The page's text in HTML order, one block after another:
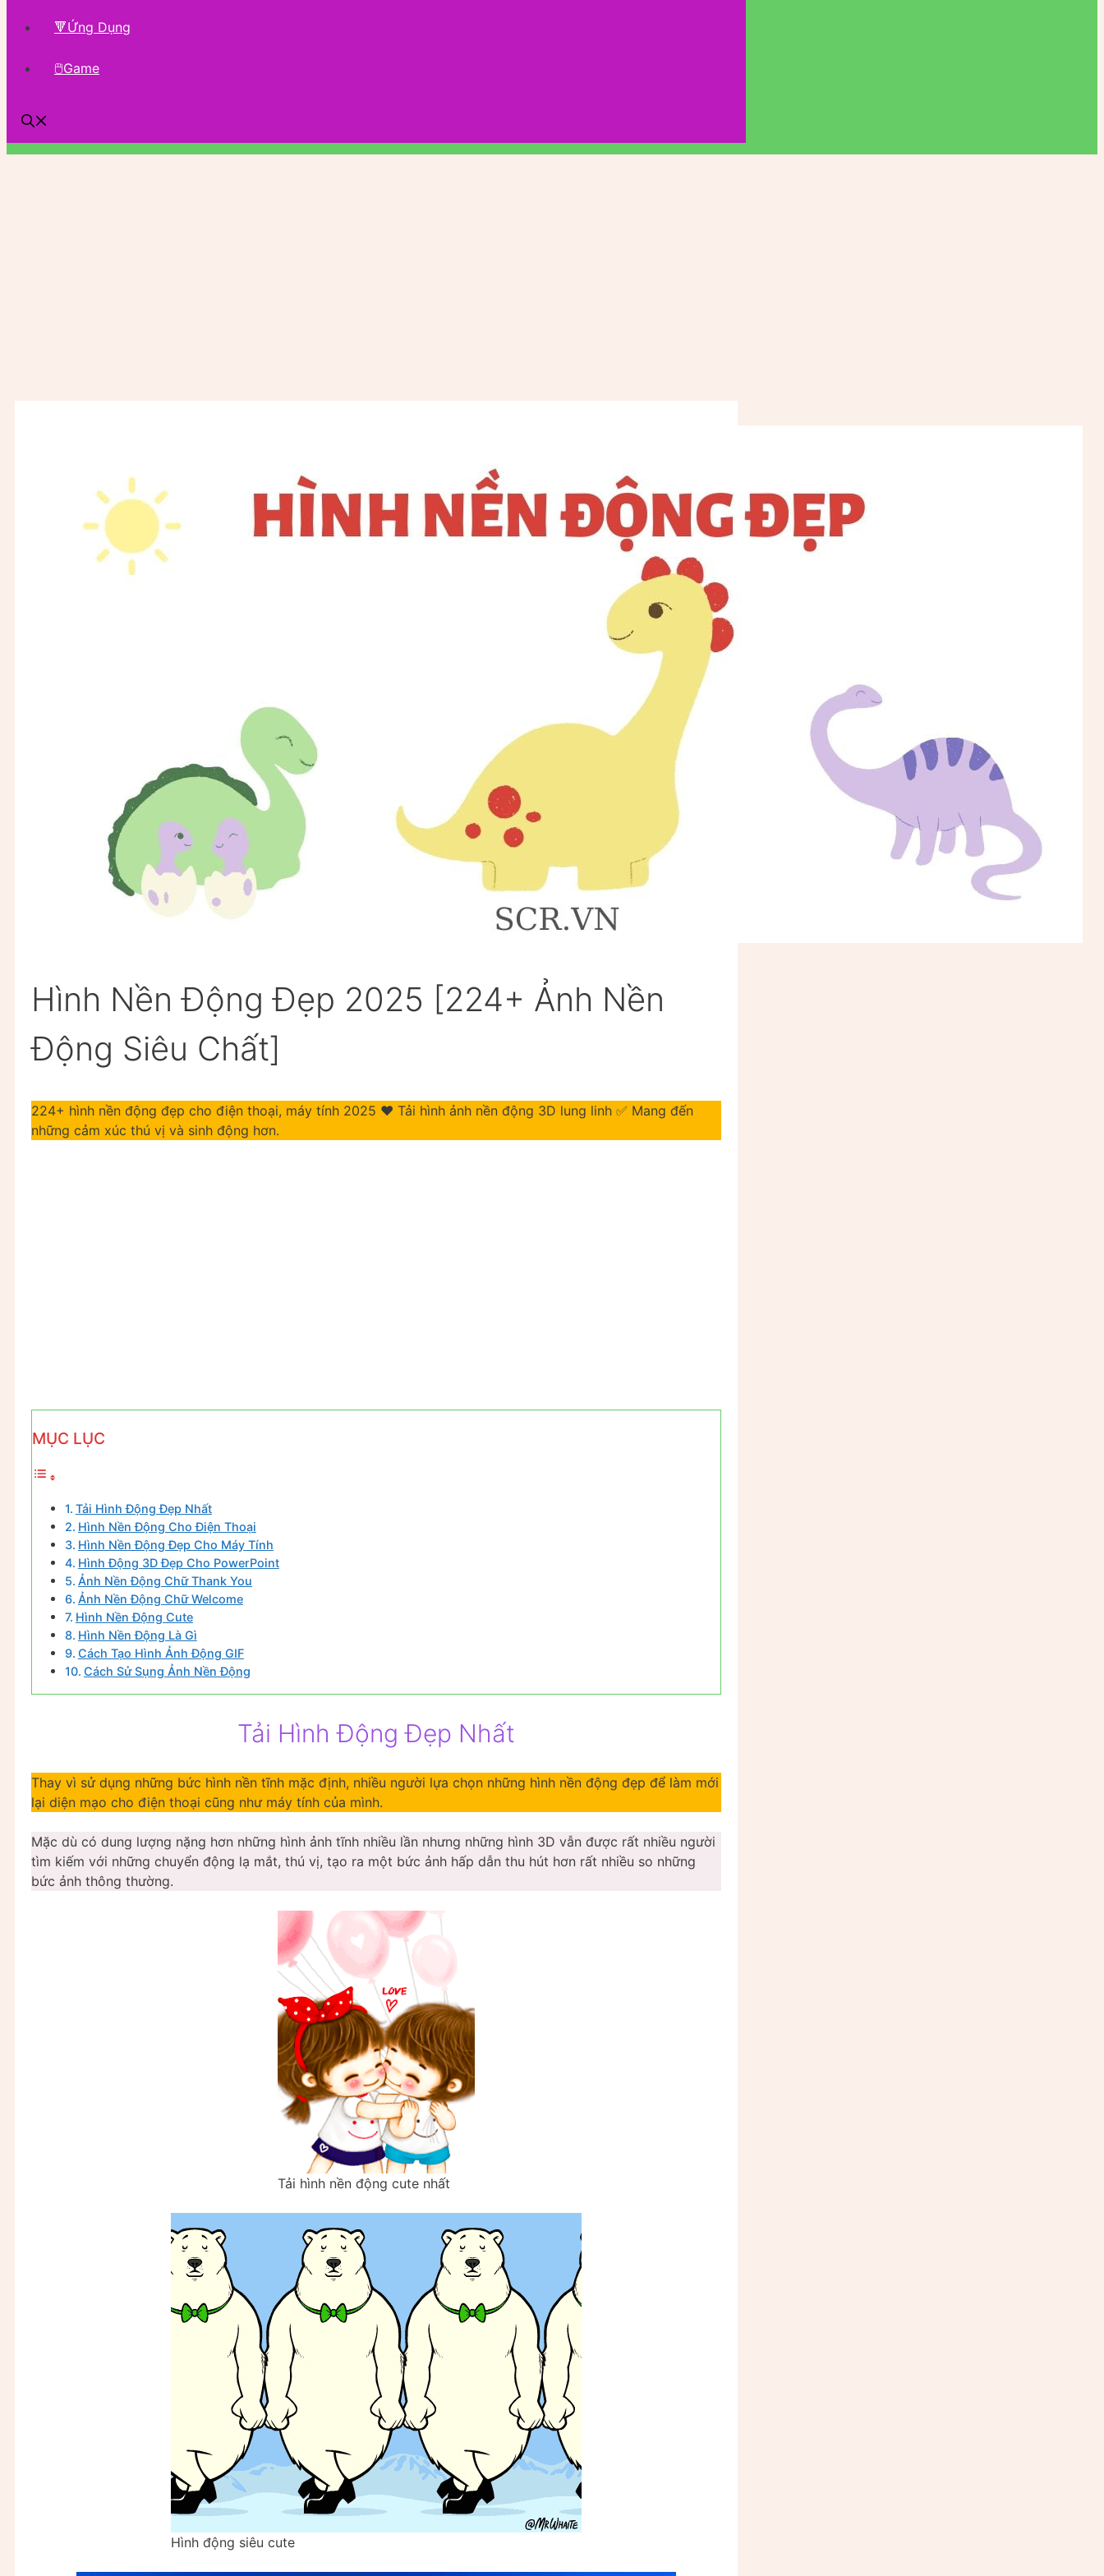
🔻Ứng Dụng
🖱Game
Hình Nền Động Đẹp 2025 [224+ Ảnh Nền
Động Siêu Chất]
224+ hình nền động đẹp cho điện thoại, máy tính 2025 ❤️ Tải hình ảnh nền động 3D lung linh ✅ Mang đến
những cảm xúc thú vị và sinh động hơn.
MỤC LỤC
Tải Hình Động Đẹp Nhất
Hình Nền Động Cho Điện Thoại
Hình Nền Động Đẹp Cho Máy Tính
Hình Động 3D Đẹp Cho PowerPoint
Ảnh Nền Động Chữ Thank You
Ảnh Nền Động Chữ Welcome
Hình Nền Động Cute
Hình Nền Động Là Gì
Cách Tạo Hình Ảnh Động GIF
Cách Sử Sụng Ảnh Nền Động
Tải Hình Động Đẹp Nhất
Thay vì sử dụng những bức hình nền tĩnh mặc định, nhiều người lựa chọn những hình nền động đẹp để làm mới
lại diện mạo cho điện thoại cũng như máy tính của mình.
Mặc dù có dung lượng nặng hơn những hình ảnh tĩnh nhiều lần nhưng những hình 3D vẫn được rất nhiều người
tìm kiếm với những chuyển động lạ mắt, thú vị, tạo ra một bức ảnh hấp dẫn thu hút hơn rất nhiều so những
bức ảnh thông thường.
Tải hình nền động cute nhất
Hình động siêu cute